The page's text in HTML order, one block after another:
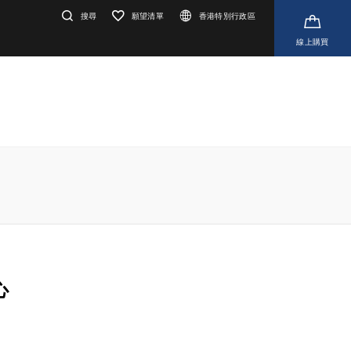
搜尋 願望清單 香港特別行政區
線上購買